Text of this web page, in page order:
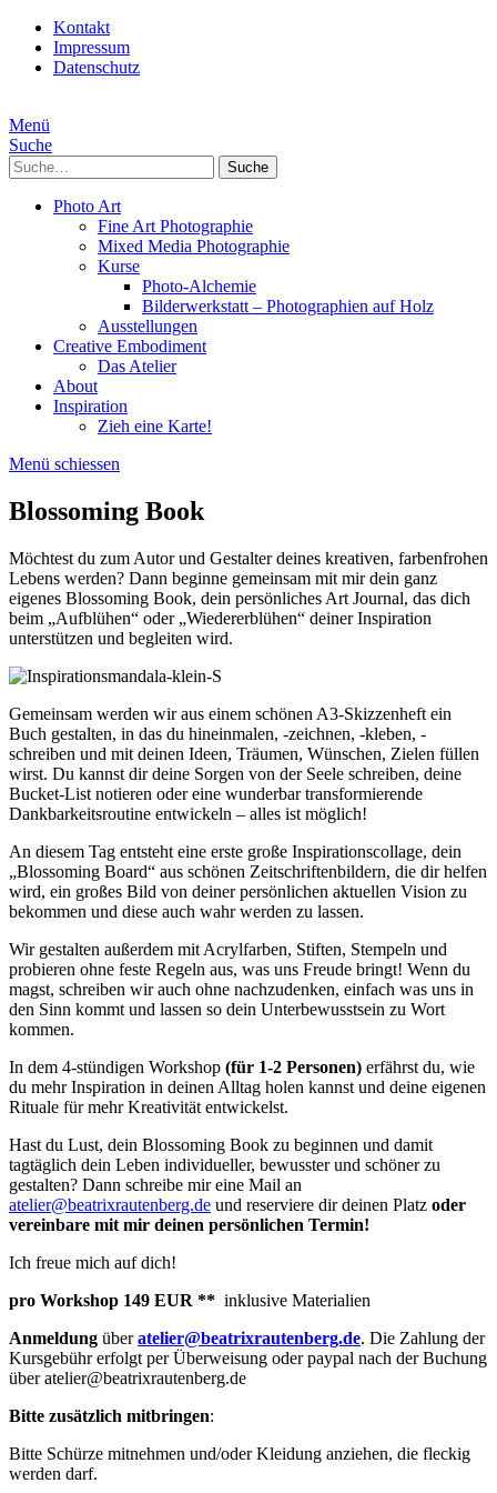
Kontakt
Impressum
Datenschutz
Menü
Suche
Suche
Photo Art
Fine Art Photographie
Mixed Media Photographie
Kurse
Photo-Alchemie
Bilderwerkstatt – Photographien auf Holz
Ausstellungen
Creative Embodiment
Das Atelier
About
Inspiration
Zieh eine Karte!
Menü schiessen
Blossoming Book
Möchtest du zum Autor und Gestalter deines kreativen, farbenfrohen
Lebens werden? Dann beginne gemeinsam mit mir dein ganz
eigenes Blossoming Book, dein persönliches Art Journal, das dich
beim „Aufblühen“ oder „Wiedererblühen“ deiner Inspiration
unterstützen und begleiten wird.
Gemeinsam werden wir aus einem schönen A3-Skizzenheft ein
Buch gestalten, in das du hineinmalen, -zeichnen, -kleben, -
schreiben und mit deinen Ideen, Träumen, Wünschen, Zielen füllen
wirst. Du kannst dir deine Sorgen von der Seele schreiben, deine
Bucket-List notieren oder eine wunderbar transformierende
Dankbarkeitsroutine entwickeln – alles ist möglich!
An diesem Tag entsteht eine erste große Inspirationscollage, dein
„Blossoming Board“ aus schönen Zeitschriftenbildern, die dir helfen
wird, ein großes Bild von deiner persönlichen aktuellen Vision zu
bekommen und diese auch wahr werden zu lassen.
Wir gestalten außerdem mit Acrylfarben, Stiften, Stempeln und
probieren ohne feste Regeln aus, was uns Freude bringt! Wenn du
magst, schreiben wir auch ohne nachzudenken, einfach was uns in
den Sinn kommt und lassen so dein Unterbewusstsein zu Wort
kommen.
In dem 4-stündigen Workshop (für 1-2 Personen) erfährst du, wie
du mehr Inspiration in deinen Alltag holen kannst und deine eigenen
Rituale für mehr Kreativität entwickelst.
Hast du Lust, dein Blossoming Book zu beginnen und damit
tagtäglich dein Leben individueller, bewusster und schöner zu
gestalten? Dann schreibe mir eine Mail an
atelier@beatrixrautenberg.de und reserviere dir deinen Platz oder
vereinbare mit mir deinen persönlichen Termin!
Ich freue mich auf dich!
pro Workshop 149 EUR ** inklusive Materialien
Anmeldung überatelier@beatrixrautenberg.de. Die Zahlung der
Kursgebühr erfolgt per Überweisung oder paypal nach der Buchung
über atelier@beatrixrautenberg.de
Bitte zusätzlich mitbringen:
Bitte Schürze mitnehmen und/oder Kleidung anziehen, die fleckig
werden darf.